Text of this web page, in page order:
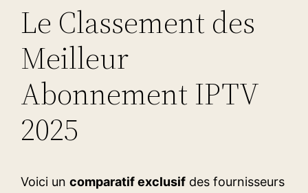
Le Classement des
Meilleur
Abonnement IPTV
2025
Voici uncomparatif exclusif des fournisseurs